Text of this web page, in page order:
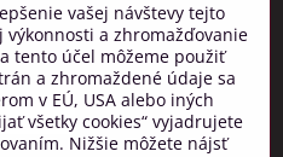
vašej návštevy tejto
a zhromažďovanie
tento účel môžeme použiť
a zhromaždené údaje sa
v EÚ, USA alebo iných
všetky cookies“ vyjadrujete
Nižšie môžete nájsť